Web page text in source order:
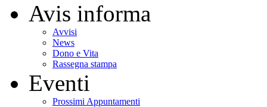
Avis informa
Avvisi
News
Dono e Vita
Rassegna stampa
Eventi
Prossimi Appuntamenti